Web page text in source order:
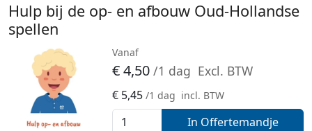
Hulp bij de op- en afbouw Oud-Hollandse
spellen
Vanaf
€4,50 /1 dag Excl. BTW
€ 5,45 /1 dag incl. BTW
In Offertemandje